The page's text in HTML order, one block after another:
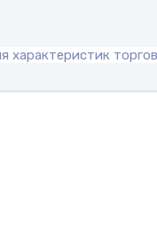
характеристик